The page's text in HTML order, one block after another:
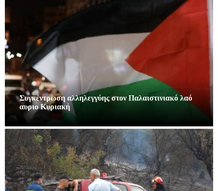
Συγκέντρωση αλληλεγγύης στον Παλαιστινιακό λαό
αυριο Κυριακή